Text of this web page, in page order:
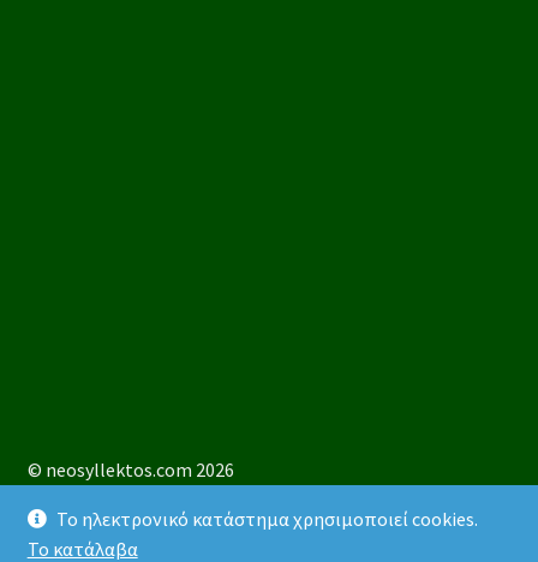
© neosyllektos.com 2026
WooCommerce.
Το ηλεκτρονικό κατάστημα χρησιμοποιεί cookies.
Το κατάλαβα